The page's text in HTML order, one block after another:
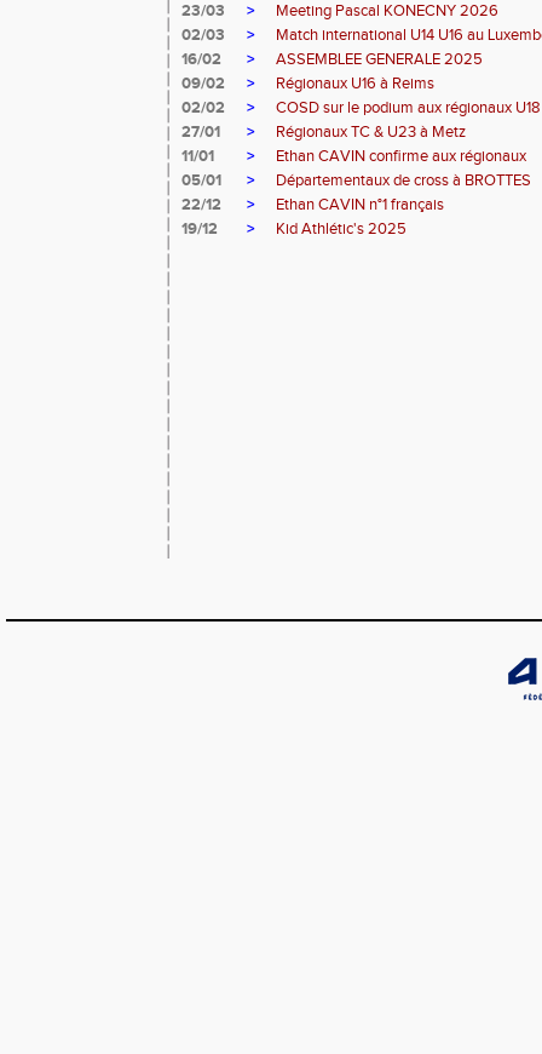
23/03
>
Meeting Pascal KONECNY 2026
02/03
>
Match international U14 U16 au
16/02
>
ASSEMBLEE GENERALE 2025
09/02
>
Régionaux U16 à Reims
02/02
>
COSD sur le podium aux régionaux
27/01
>
Régionaux TC & U23 à Metz
11/01
>
Ethan CAVIN confirme aux régionaux
05/01
>
Départementaux de cross à BROTTES
22/12
>
Ethan CAVIN n°1 français
19/12
> Kid Athlétic's 2025